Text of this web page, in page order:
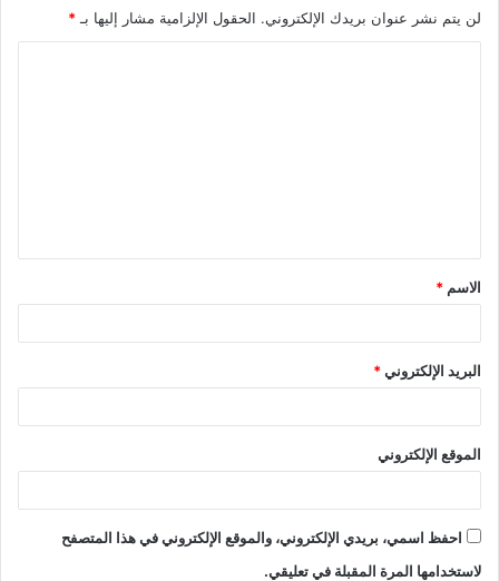
لن يتم نشر عنوان بريدك الإلكتروني. الحقول الإلزامية مشار إليها بـ *
ق
*
الاسم *
البريد الإلكتروني*
الموقع الإلكتروني
احفظ اسمي، بريدي الإلكتروني، والموقع الإلكتروني في هذا المتصفح
لاستخدامها المرة المقبلة في تعليقي.